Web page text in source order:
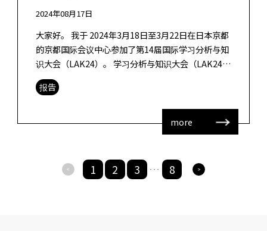
2024年08月17日
大家好。 我于 2024年3月18日至3月22日在日本京都
的京都国际会议中心参加了第14届国际学习分析与知
识大会（LAK24）。 学习分析与知识大会（LAK24）
是教育技术领域最重要的活动之一，涉及教育数据利
用和系统开发 […]
报告
more
> 1 2 3 ・・・ 8 >